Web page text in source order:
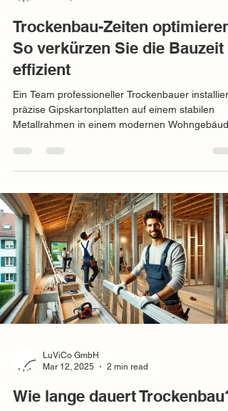
Trockenbau-Zeiten optimieren:
So verkürzen Sie die Bauzeit
effizient
Ein Team professioneller Trockenbauer installiert
präzise Gipskartonplatten auf einem stabilen
Metallrahmen in einem modernen Wohngebäude
LuViCo GmbH
Mar 12, 2025
2 min read
Wie lange dauert Trockenbau?